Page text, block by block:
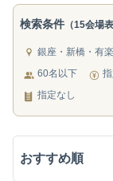
検索条件 （15会場
銀座・新橋・有
60名以下
指定なし